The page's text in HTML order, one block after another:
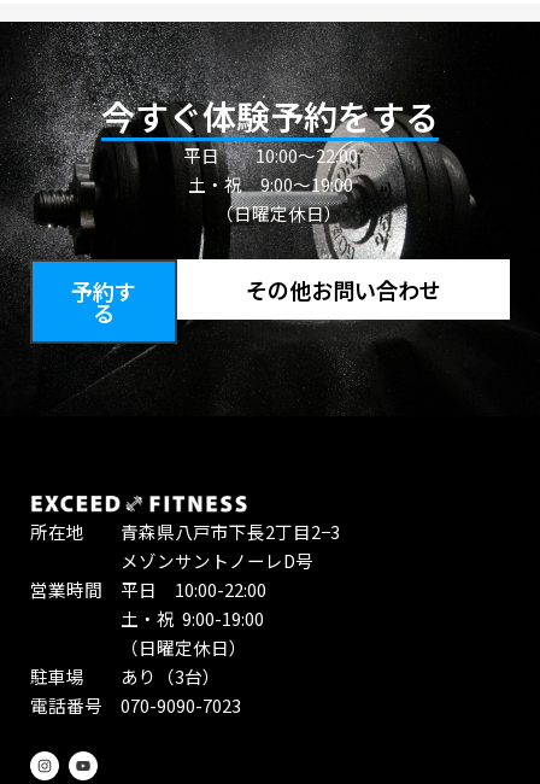
今すぐ体験予約をする
平日10:00〜22:00
土・祝 9:00～19:00
（日曜定休日）
予約す
る
その他お問い合わせ
所在地 青森県八戸市下長2丁目2−3
メゾンサントノーレD号
営業時間 平日 10:00-22:00
土・祝 9:00-19:00
（日曜定休日）
駐車場 あり（3台）
電話番号 070-9090-7023
I
n
Y
o